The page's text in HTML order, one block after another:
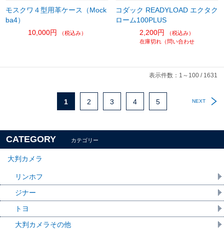
モスクワ４型用革ケース（Mock
ba4）
10,000円
（税込み）
コダック READYLOAD エクタク
ローム100PLUS
2,200円
（税込み）
在庫切れ（問い合わせ
表示件数：1～100 / 1631
NEXT
1 2 3 4 5
CATEGORY カテゴリー
大判カメラ
リンホフ
ジナー
トヨ
大判カメラその他